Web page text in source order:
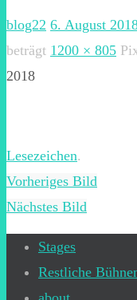
blog22 6. August
beträgt 1200 × 805
2018
Lesezeichen.
Vorheriges Bild
Nächstes Bild
Stages
Restliche